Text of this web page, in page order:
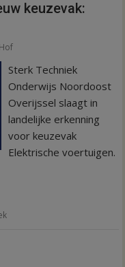
keuzevak:
Sterk Techniek
Onderwijs Noordoost
Overijssel slaagt in
landelijke erkenning
voor keuzevak
Elektrische voertuigen.